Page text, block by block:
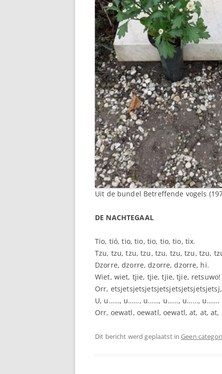
Uit de bundel Betreffende vogels
DE NACHTEGAAL
Tio, tió, tio, tio, tio, tio, tio, tix.
Tzu, tzu, tzu, tzu, tzu, tzu, tzu, tzu,
Dzorre, dzorre, dzorre, dzorre, hi.
Wiet, wiet, tjie, tjie, tjie, tjie, retsuwo!
Orr,
U, u……, u……, u……, u……, u……, u…….
Orr, oewatl, oewatl, oewatl, at, at, at,
Dit bericht werd geplaatst inGeen